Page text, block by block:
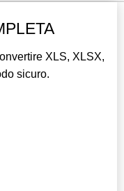
XLS, XLSX,
sicuro.